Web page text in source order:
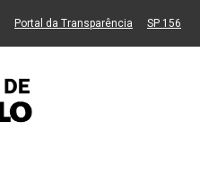
2 Ir para busca Ir para
novo sítio)
(Link para um novo sítio)
Portal da Transparência (Link para
SP 156